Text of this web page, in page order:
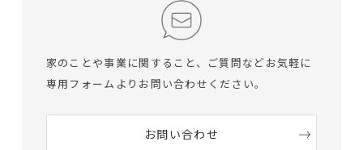
家のことや事業に関すること、ご質問など お気軽に
専用フォームよりお問い合わせください。
お問い合わせ